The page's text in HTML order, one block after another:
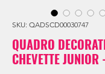
SKU: QADSCD00030747
QUADRO
CHEVETTE